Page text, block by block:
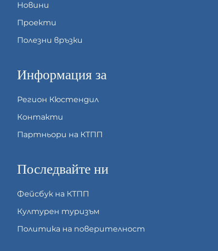
Новини
Проекти
Полезни връзки
Информация за
Регион Кюстендил
Контакти
Партньори на КТПП
Последвайте ни
Фейсбук на КТПП
Културен туризъм
Политика на поверителност